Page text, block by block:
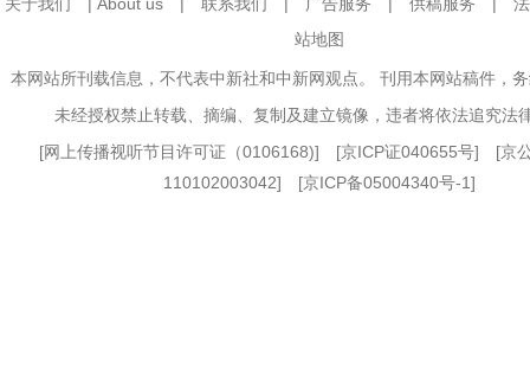
站地图
本网站所刊载信息，不代表中新社和中新网观点。 刊用本网站稿件，
未经授权禁止转载、摘编、复制及建立镜像，违者将依法追究法
[网上传播视听节目许可证（0106168)] [京ICP证040655号] [京
110102003042] [京ICP备05004340号-1]